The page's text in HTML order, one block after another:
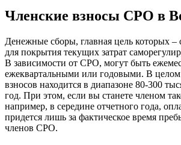
Членские взносы СРО в
Денежные сборы, главная цель которых –
для покрытия текущих затрат
В зависимости от СРО, могут быть
ежеквартальными или годовыми. В
взносов находится в диапазоне 80-300
год. При этом, если вы станете членом
например, в середине отчетного года,
придется лишь за фактическое время
членов СРО.